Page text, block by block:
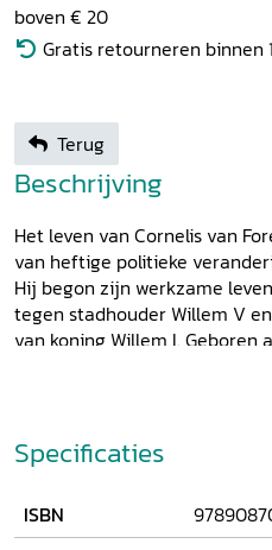
boven € 20
Gratis retourneren binnen
Terug
Beschrijving
Het leven van Cornelis van
van heftige politieke
Hij begon zijn werkzame
tegen stadhouder Willem V
van koning Willem I. Geboren
regentenfamilie, erfde hij
en ging daar vanaf 1795
volksvertegenwoordiger
Bataafse Republiek. Hij was
Napoleons groeiende
Specificaties
ISBN